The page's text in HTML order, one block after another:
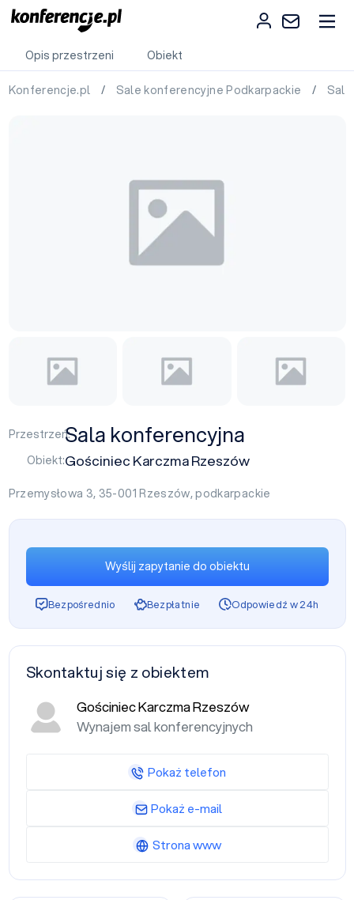
Opis przestrzeni Obiekt
Konferencje.pl / Sale konferencyjne Podkarpackie /
Przestrzeń:Sala konferencyjna
Obiekt:Gościniec Karczma Rzeszów
Przemysłowa 3, 35-001Rzeszów,podkarpackie
Wyślij zapytanie do obiektu
Bezpośrednio Bezpłatnie Odpowiedź w 24h
Skontaktuj się z obiektem
Gościniec Karczma Rzeszów
Wynajem sal konferencyjnych
Pokaż telefon
Pokaż e-mail
Strona www